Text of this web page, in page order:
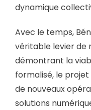
dynamique
Avec le temps,
véritable levier de
démontrant la
formalisé, le
de nouveaux
solutions